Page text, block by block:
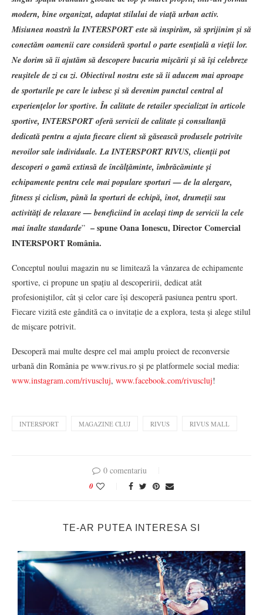
modern, bine organizat, adaptat stilului de viață urban activ.
Misiunea noastră la INTERSPORT este să inspirăm, să sprijinim și să
conectăm oamenii care consideră sportul o parte esențială a vieții lor.
Ne dorim să îi ajutăm să descopere bucuria mișcării și să își celebreze
reușitele de zi cu zi. Obiectivul nostru este să îi aducem mai aproape
de sporturile pe care le iubesc și să devenim punctul central al
experiențelor lor sportive. În calitate de retailer specializat în articole
sportive, INTERSPORT oferă servicii de calitate și consultanță
dedicată pentru a ajuta fiecare client să găsească produsele potrivite
nevoilor sale individuale. La INTERSPORT RIVUS, clienții pot
descoperi o gamă extinsă de încălțăminte, îmbrăcăminte și
echipamente pentru cele mai populare sporturi — de la alergare,
fitness și ciclism, până la sporturi de echipă, înot, drumeții sau
activități de relaxare — beneficiind în același timp de servicii la cele
mai înalte standarde” – spuneOana Ionescu, Director Comercial
INTERSPORT România.
Conceptul noului magazin nu se limitează la vânzarea de echipamente
sportive, ci propune un spațiu al descoperirii, dedicat atât
profesioniștilor, cât și celor care își descoperă pasiunea pentru sport.
Fiecare vizită este gândită ca o invitație de a explora, testa și alege stilul
de mișcare potrivit.
Descoperă mai multe despre cel mai amplu proiect de reconversie
urbană din România pe www.rivus.ro și pe platformele social media:
www.instagram.com/rivuscluj, www.facebook.com/rivuscluj!
INTERSPORT MAGAZINE CLUJ RIVUS RIVUS MALL
0 comentariu
0
TE-AR PUTEA INTERESA SI